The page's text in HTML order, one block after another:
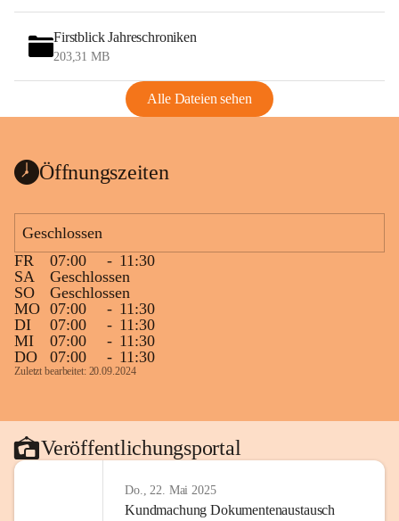
Firstblick Jahreschroniken
203,31 MB
Alle Dateien sehen
Öffnungszeiten
Geschlossen
FR
07:00 - 11:30
SA
Geschlossen
SO
Geschlossen
MO 07:00 - 11:30
DI
07:00 - 11:30
MI
07:00 - 11:30
DO
07:00 - 11:30
Zuletzt bearbeitet: 20.09.2024
Veröffentlichungsportal
Do., 22. Mai 2025
Kundmachung Dokumentenaustausch